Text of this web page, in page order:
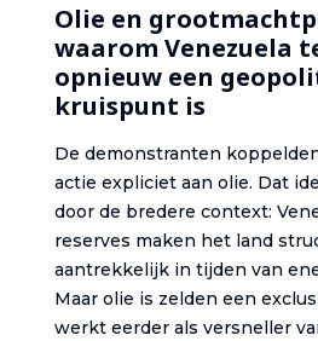
Olie en
waarom Venezuela
opnieuw een
kruispunt is
De demonstranten
actie expliciet aan olie. Dat
door de bredere context:
reserves maken het land
aantrekkelijk in tijden van
Maar olie is zelden een
werkt eerder als versneller